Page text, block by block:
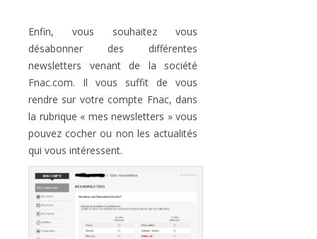
Enfin, vous souhaitez vous
désabonner des différentes
newsletters venant de la société
Fnac.com. Il vous suffit de vous
rendre sur votre compte Fnac, dans
la rubrique « mes newsletters » vous
pouvez cocher ou non les actualités
qui vous intéressent.